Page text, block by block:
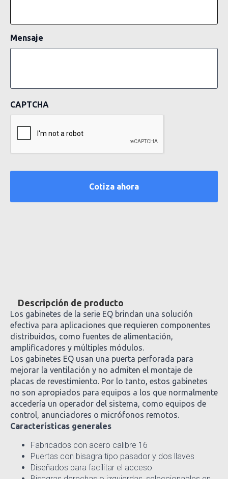
Mensaje
CAPTCHA
Descripción de producto
Los gabinetes de la serie EQ brindan una solución
efectiva para aplicaciones que requieren componentes
distribuidos, como fuentes de alimentación,
amplificadores y múltiples módulos.
Los gabinetes EQ usan una puerta perforada para
mejorar la ventilación y no admiten el montaje de
placas de revestimiento. Por lo tanto, estos gabinetes
no son apropiados para equipos a los que normalmente
accedería un operador del sistema, como equipos de
control, anunciadores o micrófonos remotos.
Características generales
Fabricados con acero calibre 16
Puertas con bisagra tipo pasador y dos llaves
Diseñados para facilitar el acceso